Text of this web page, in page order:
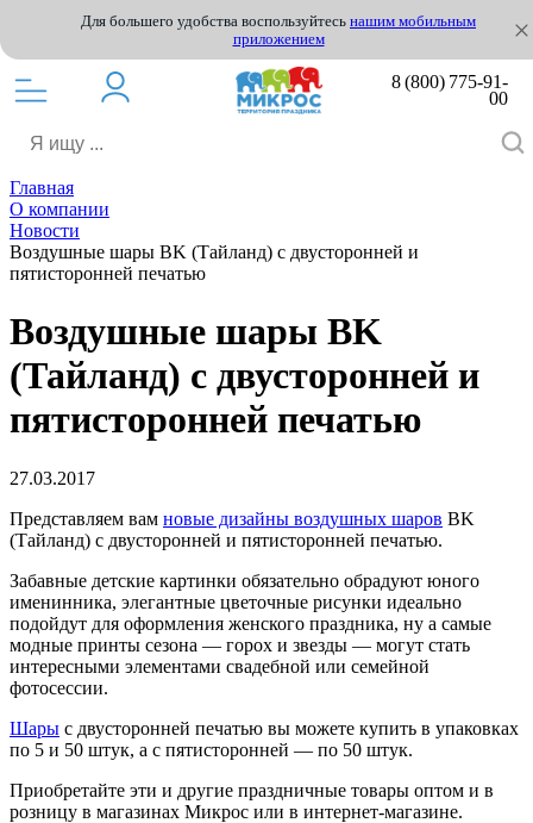
Для большего удобства воспользуйтесь нашим мобильным
приложением
8 (800) 775-91-
00
Главная
О компании
Новости
Воздушные шары BK (Тайланд) с двусторонней и
пятисторонней печатью
Воздушные шары BK
(Тайланд) с двусторонней и
пятисторонней печатью
27.03.2017
Представляем вам новые дизайны воздушных шаров BK
(Тайланд) с двусторонней и пятисторонней печатью.
Забавные детские картинки обязательно обрадуют юного
именинника, элегантные цветочные рисунки идеально
подойдут для оформления женского праздника, ну а самые
модные принты сезона — горох и звезды — могут стать
интересными элементами свадебной или семейной
фотосессии.
Шары с двусторонней печатью вы можете купить в упаковках
по 5 и 50 штук, а с пятисторонней — по 50 штук.
Приобретайте эти и другие праздничные товары оптом и в
розницу в магазинах Микрос или в интернет-магазине.